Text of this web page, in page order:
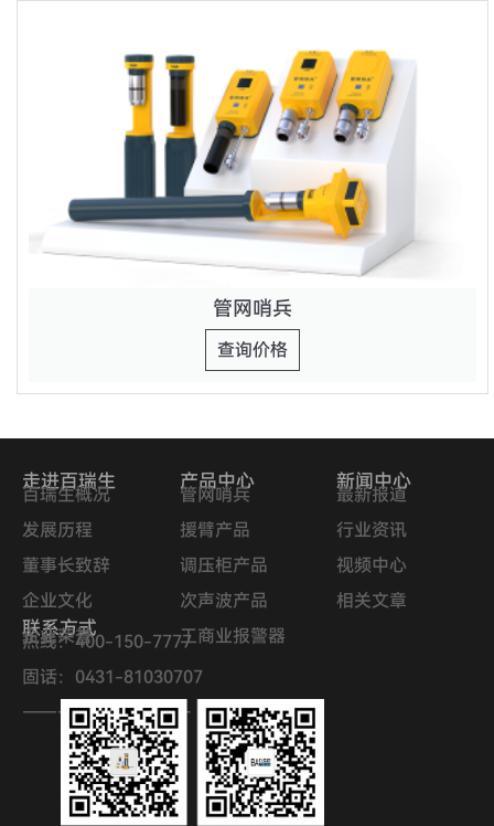
管网哨兵
查询价格
联系方式
热线：400-150-7777
固话：0431-81030707
—————————–
走进百瑞生
百瑞生概况
发展历程
董事长致辞
企业文化
企业荣誉
产品中心
管网哨兵
援臂产品
调压柜产品
次声波产品
工商业报警器
新闻中心
最新报道
行业资讯
视频中心
相关文章